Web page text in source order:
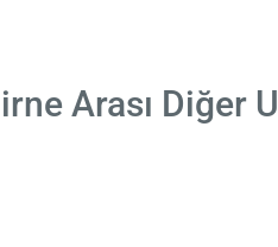
Arası Diğer